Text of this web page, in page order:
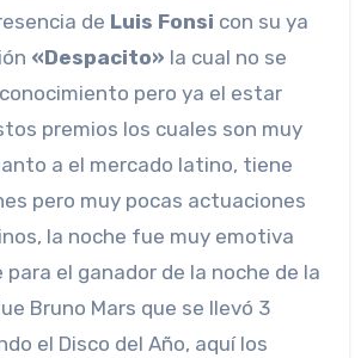
de Luis Fonsi con su ya
«Despacito» la cual no se
pero ya el estar
premios los cuales son muy
a el mercado latino, tiene
pero muy pocas actuaciones
la noche fue muy emotiva
el ganador de la noche de la
Bruno Mars que se llevó 3
el Disco del Año, aquí los